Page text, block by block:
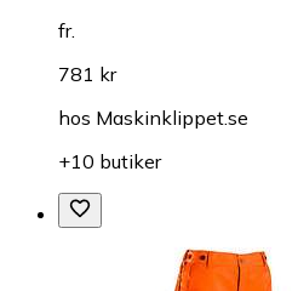
fr.
781 kr
hos Maskinklippet.se
+10 butiker